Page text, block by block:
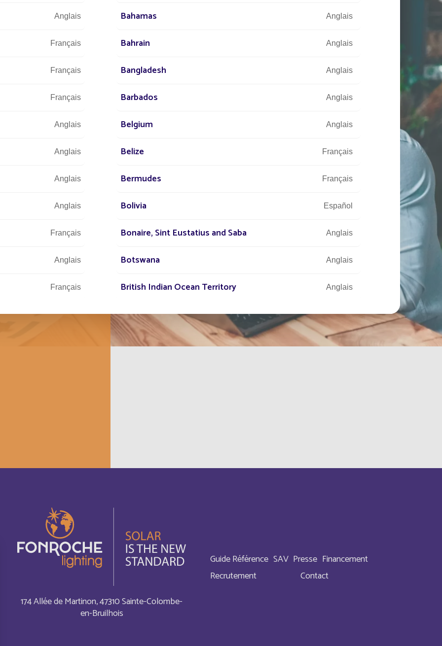
cette
que la
ce même
?
174 Allée de Martinon, 47310 Sainte-Colombe-
en-Bruilhois
Guide Référence SAV Presse Financement
Recrutement
Contact
Anglais Bahamas Anglais
Français Bahrain Anglais
Français Bangladesh Anglais
Français Barbados Anglais
Anglais Belgium Anglais
Anglais Belize Français
Anglais Bermudes Français
Anglais Bolivia Español
Français Bonaire, Sint Eustatius and Saba Anglais
Anglais Botswana Anglais
Français British Indian Ocean Territory Anglais
Anglais Bulgaria Anglais
Burundi Français
Anglais Comores
Français Cook Islands Anglais
Anglais Cuba